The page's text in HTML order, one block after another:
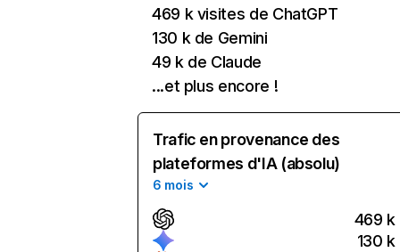
469 k visites de ChatGPT
130 k de Gemini
49 k de Claude
...et plus encore !
Trafic en provenance des
plateformes d'IA (absolu)
6 mois
469 k
130 k